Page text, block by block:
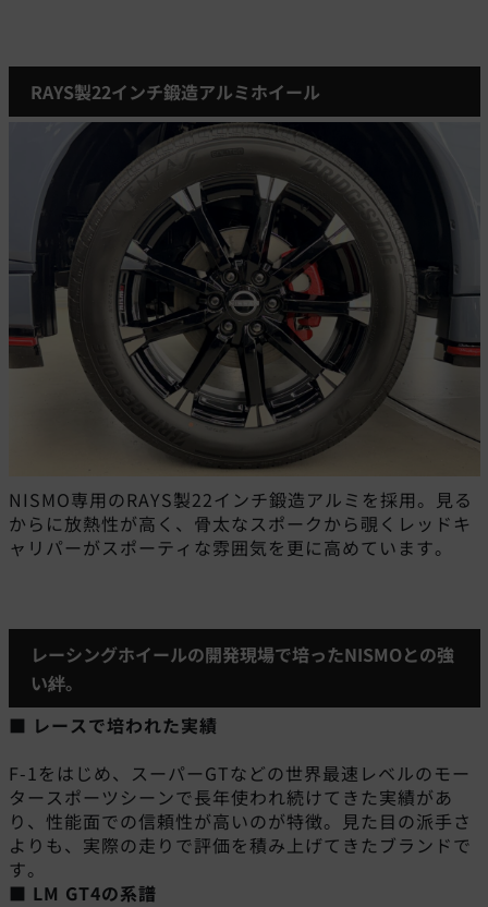
RAYS製22インチ鍛造アルミホイール
NISMO専用のRAYS製22インチ鍛造アルミを採用。見る
からに放熱性が高く、骨太なスポークから覗くレッドキ
ャリパーがスポーティな雰囲気を更に高めています。
レーシングホイールの開発現場で培ったNISMOとの強
い絆。
■ レースで培われた実績
F-1をはじめ、スーパーGTなどの世界最速レベルのモー
タースポーツシーンで長年使われ続けてきた実績があ
り、性能面での信頼性が高いのが特徴。見た目の派手さ
よりも、実際の走りで評価を積み上げてきたブランドで
す。
■ LM GT4の系譜